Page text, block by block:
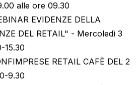
alle ore 09.30
EVIDENZE DELLA
DEL RETAIL" - Mercoledì 3
15.30
RETAIL CAFÈ DEL 2
9.30